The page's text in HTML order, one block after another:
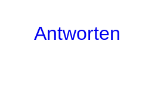
Antworten